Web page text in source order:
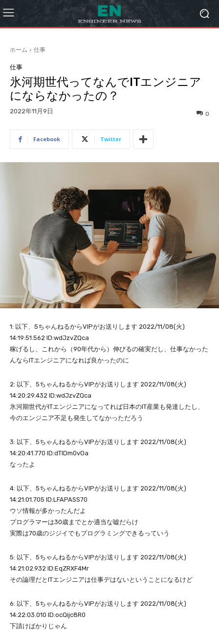
ホーム 仕事
仕事
氷河期世代ってなんでITエンジニア
にならなかったの？
2022年11月9日 0
Facebook Twitter
1: 以下、5ちゃんねるからVIPがお送りします 2022/11/08(火)
14:19:51.562 ID:wdJzvZQca
稼げるし、これから（90年代から）伸びるの確実だし、仕事なかった
んならITエンジニアになれば良かったのに
2: 以下、5ちゃんねるからVIPがお送りします 2022/11/08(火)
14:20:29.432 ID:wdJzvZQca
氷河期世代がITエンジニアになってれば日本のIT産業も発達したし、
今のエンジニア不足も発生してなかっただろう
3: 以下、5ちゃんねるからVIPがお送りします 2022/11/08(火)
14:20:41.770 ID:dTlDm0vOa
なったよ
4: 以下、5ちゃんねるからVIPがお送りします 2022/11/08(火)
14:21:01.705 ID:LFAPASS70
ウソ情報が多かったんだよ
プログラマーは30歳までとか適当な嘘だらけ
実際は70歳のジジイでもプログラミングできるっていう
5: 以下、5ちゃんねるからVIPがお送りします 2022/11/08(火)
14:21:02.932 ID:EqZRXF4Mr
その論理だとITエンジニアは仕事デはないということになるけど
6: 以下、5ちゃんねるからVIPがお送りします 2022/11/08(火)
14:22:03.010 ID:ocQijc8R0
下請けばかりじゃん